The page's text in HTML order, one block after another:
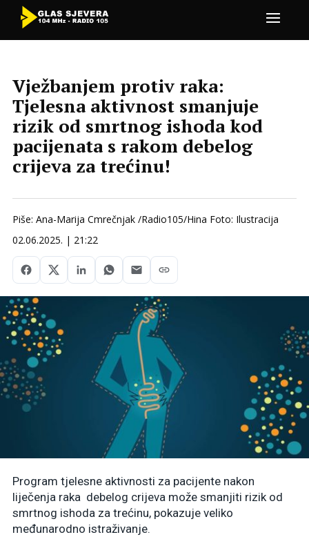
Vježbanjem protiv raka:
Tjelesna aktivnost smanjuje
rizik od smrtnog ishoda kod
pacijenata s rakom debelog
crijeva za trećinu!
Piše: Ana-Marija Cmrečnjak /Radio105/Hina Foto: Ilustracija
02.06.2025. | 21:22
Program tjelesne aktivnosti za pacijente nakon
liječenja raka debelog crijeva može smanjiti rizik od
smrtnog ishoda za trećinu, pokazuje veliko
međunarodno istraživanje.